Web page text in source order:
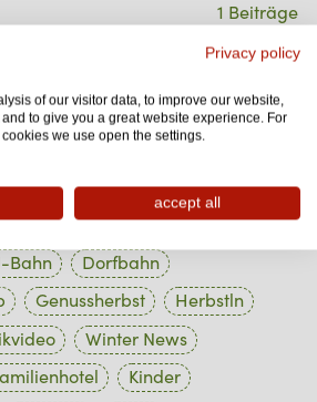
1 Beiträge
1 Beiträge
1 Beiträge
Bahn
Dorfbahn
Genussherbst
Herbstln
Winter News
Kinder
Privacy policy
of our visitor data, to improve our website,
to give you a great website experience. For
we use open the settings.
accept all